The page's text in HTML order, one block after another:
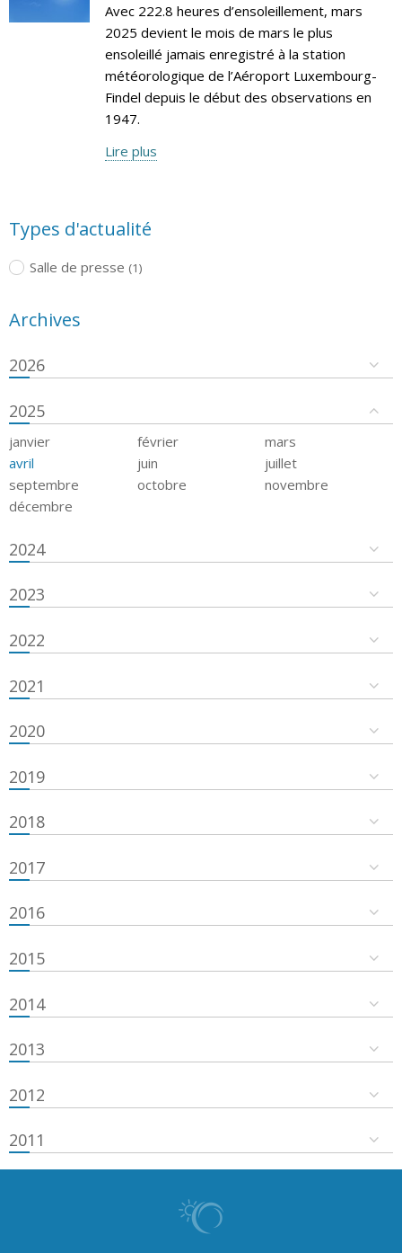
Avec 222.8 heures d’ensoleillement, mars
2025 devient le mois de mars le plus
ensoleillé jamais enregistré à la station
météorologique de l’Aéroport Luxembourg-
Findel depuis le début des observations en
1947.
Lire plus
Types d'actualité
Salle de presse (1)
Archives
2026
2025
janvier février
mars
avril
juin
juillet
septembre
octobre
novembre
décembre
2024
2023
2022
2021
2020
2019
2018
2017
2016
2015
2014
2013
2012
2011